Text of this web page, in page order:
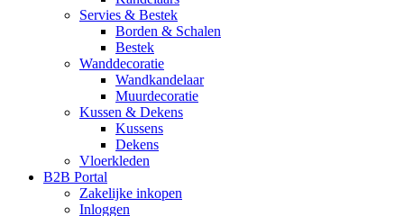
Servies & Bestek
Borden & Schalen
Bestek
Wanddecoratie
Wandkandelaar
Muurdecoratie
Kussen & Dekens
Kussens
Dekens
Vloerkleden
B2B Portal
Zakelijke inkopen
Inloggen